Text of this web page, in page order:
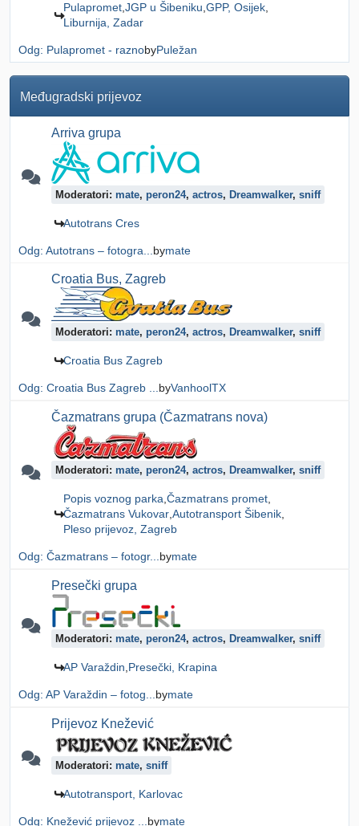
Pulapromet JGP u Šibeniku GPP, Osijek
Liburnija, Zadar
Odg: Pulapromet - raznobyPuležan
Međugradski prijevoz
Arriva grupa
Moderatori: mate, peron24, actros, Dreamwalker, sniff
Autotrans Cres
Odg: Autotrans – fotogra... bymate
Croatia Bus, Zagreb
Moderatori: mate, peron24, actros, Dreamwalker, sniff
Croatia Bus Zagreb
Odg: Croatia Bus Zagreb ... byVanhoolTX
Čazmatrans grupa (Čazmatrans nova)
Moderatori: mate, peron24, actros, Dreamwalker, sniff
Popis voznog parka Čazmatrans promet
Čazmatrans Vukovar Autotransport Šibenik
Pleso prijevoz, Zagreb
Odg: Čazmatrans – fotogr... bymate
Presečki grupa
Moderatori: mate, peron24, actros, Dreamwalker, sniff
AP Varaždin Presečki, Krapina
Odg: AP Varaždin – fotog... bymate
Prijevoz Knežević
Moderatori: mate, sniff
Autotransport, Karlovac
Odg: Knežević prijevoz ... bymate